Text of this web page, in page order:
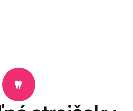
pacientov
Cenník
Kontakt